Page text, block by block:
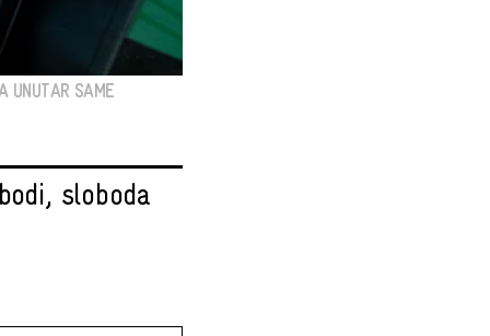
UNUTAR SAME
sloboda